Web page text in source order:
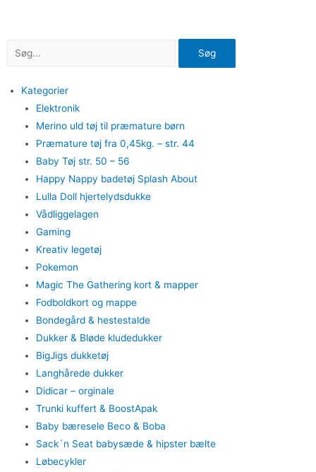
Søg
Kategorier
Elektronik
Merino uld tøj til præmature børn
Præmature tøj fra 0,45kg. – str. 44
Baby Tøj str. 50 – 56
Happy Nappy badetøj Splash About
Lulla Doll hjertelydsdukke
Vådliggelagen
Gaming
Kreativ legetøj
Pokemon
Magic The Gathering kort & mapper
Fodboldkort og mappe
Bondegård & hestestalde
Dukker & Bløde kludedukker
BigJigs dukketøj
Langhårede dukker
Didicar – orginale
Trunki kuffert & BoostApak
Baby bæresele Beco & Boba
Sack´n Seat babysæde & hipster bælte
Løbecykler